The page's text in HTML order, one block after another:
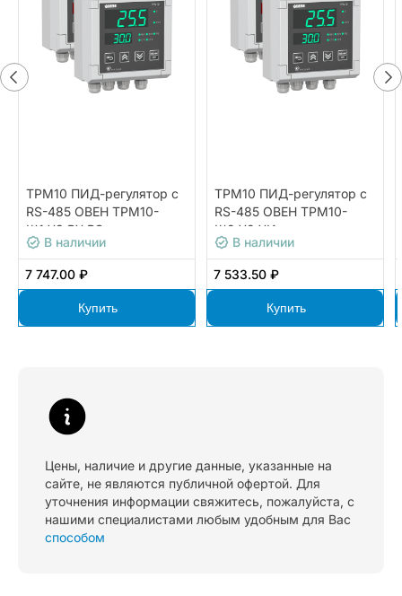
ТРМ10 ПИД-регулятор с
RS-485 ОВЕН ТРМ10-
Щ1.У3.РУ.RS
В наличии
7 747.00 ₽
Купить
ТРМ10 ПИД-регулятор с
RS-485 ОВЕН ТРМ10-
Щ2.У2.УИ
В наличии
7 533.50 ₽
Купить
Цены, наличие и другие данные, указанные на
сайте, не являются публичной офертой. Для
уточнения информации свяжитесь, пожалуйста, с
нашими специалистами любым удобным для Вас
способом